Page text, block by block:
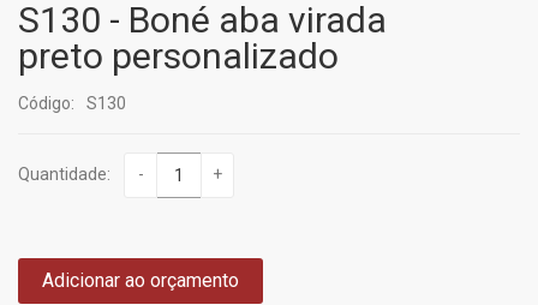
S130 - Boné aba virada
preto personalizado
Código: S130
Quantidade: - +
Adicionar ao orçamento